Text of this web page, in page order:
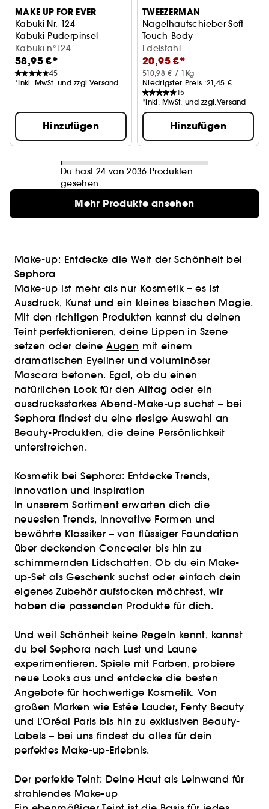
MAKE UP FOR EVER
Kabuki Nr. 124
Kabuki-Puderpinsel
Kabuki n°124
58,95 €*
45
*Inkl. MwSt. und zzgl.Versand
Hinzufügen
TWEEZERMAN
Nagelhautschieber Soft-
Touch-Body
Doppelseitig
Edelstahl
20,95 €*
510,98 € / 1Kg
Niedrigster Preis :21,45 €
15
*Inkl. MwSt. und zzgl.Versand
Hinzufügen
Du hast 24 von 2036 Produkten
gesehen.
Mehr Produkte ansehen
Make-up: Entdecke die Welt der Schönheit bei
Sephora
Make-up ist mehr als nur Kosmetik – es ist
Ausdruck, Kunst und ein kleines bisschen Magie.
Mit den richtigen Produkten kannst du deinen
Teint perfektionieren, deine Lippen in Szene
setzen oder deineAugen mit einem
dramatischen Eyeliner und voluminöser
Mascara betonen. Egal, ob du einen
natürlichen Look für den Alltag oder ein
ausdrucksstarkes Abend-Make-up suchst – bei
Sephora findest du eine riesige Auswahl an
Beauty-Produkten, die deine Persönlichkeit
unterstreichen.
Kosmetik bei Sephora: Entdecke Trends,
Innovation und Inspiration
In unserem Sortiment erwarten dich die
neuesten Trends, innovative Formen und
bewährte Klassiker – von flüssiger Foundation
über deckenden Concealer bis hin zu
schimmernden Lidschatten. Ob du ein Make-
up-Set als Geschenk suchst oder einfach dein
eigenes Zubehör aufstocken möchtest, wir
haben die passenden Produkte für dich.
Und weil Schönheit keine Regeln kennt, kannst
du bei Sephora nach Lust und Laune
experimentieren. Spiele mit Farben, probiere
neue Looks aus und entdecke die besten
Angebote für hochwertige Kosmetik. Von
großen Marken wie Estée Lauder, Fenty Beauty
und L’Oréal Paris bis hin zu exklusiven Beauty-
Labels – bei uns findest du alles für dein
perfektes Make-up-Erlebnis.
Der perfekte Teint: Deine Haut als Leinwand für
strahlendes Make-up